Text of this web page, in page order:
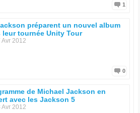
1
préparent un nouvel album
leur tournée Unity Tour
Avr 2012
0
de Michael Jackson en
avec les Jackson 5
Avr 2012